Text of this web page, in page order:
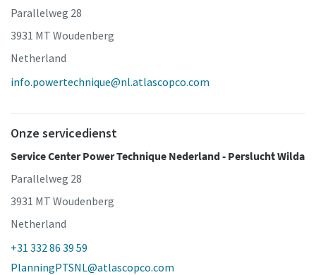
Parallelweg 28
3931 MT Woudenberg
Netherland
info.powertechnique@nl.atlascopco.com
Onze servicedienst
Service Center Power Technique Nederland - Perslucht Wilda
Parallelweg 28
3931 MT Woudenberg
Netherland
+31 332 86 39 59
PlanningPTSNL@atlascopco.com